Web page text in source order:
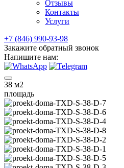
Отзывы
Контакты
Услуги
+7 (846) 990-93-98
Закажите обратный звонок
Напишите нам:
38 м2
площадь